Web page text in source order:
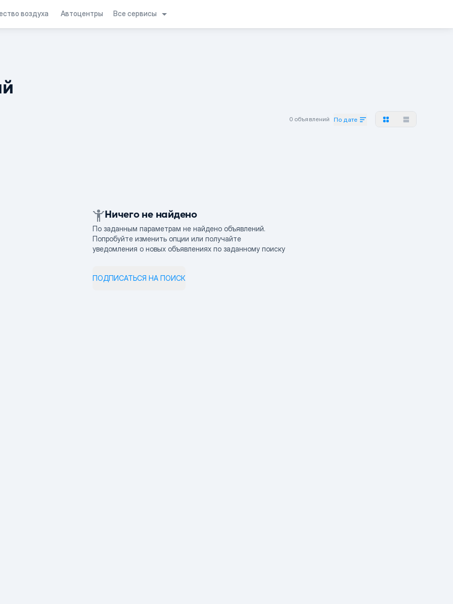
воздуха Автоцентры Все сервисы
0 объявлений По дате
Ничего не найдено
По заданным параметрам не найдено объявлений.
Попробуйте изменить опции или получайте
уведомления о новых объявлениях по заданному поиску
ПОДПИСАТЬСЯ НА ПОИСК